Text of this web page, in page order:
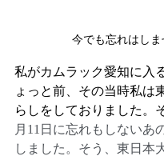
今でも忘れはしま
私がカムラック愛知に入
ょっと前、その当時私は
らしをしておりました。
月11日に忘れもしないあ
しました。そう、東日本